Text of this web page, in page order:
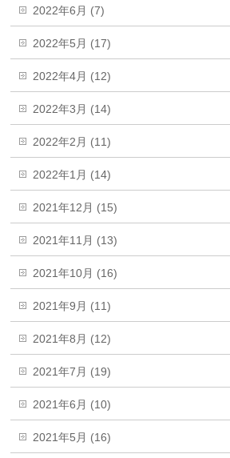
2022年6月 (7)
2022年5月 (17)
2022年4月 (12)
2022年3月 (14)
2022年2月 (11)
2022年1月 (14)
2021年12月 (15)
2021年11月 (13)
2021年10月 (16)
2021年9月 (11)
2021年8月 (12)
2021年7月 (19)
2021年6月 (10)
2021年5月 (16)